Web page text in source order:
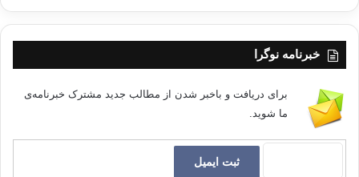
خبرنامه نوگرا
برای دریافت و باخبر شدن از مطالب جدید مشترک خبرنامه‌ی
ما شوید.